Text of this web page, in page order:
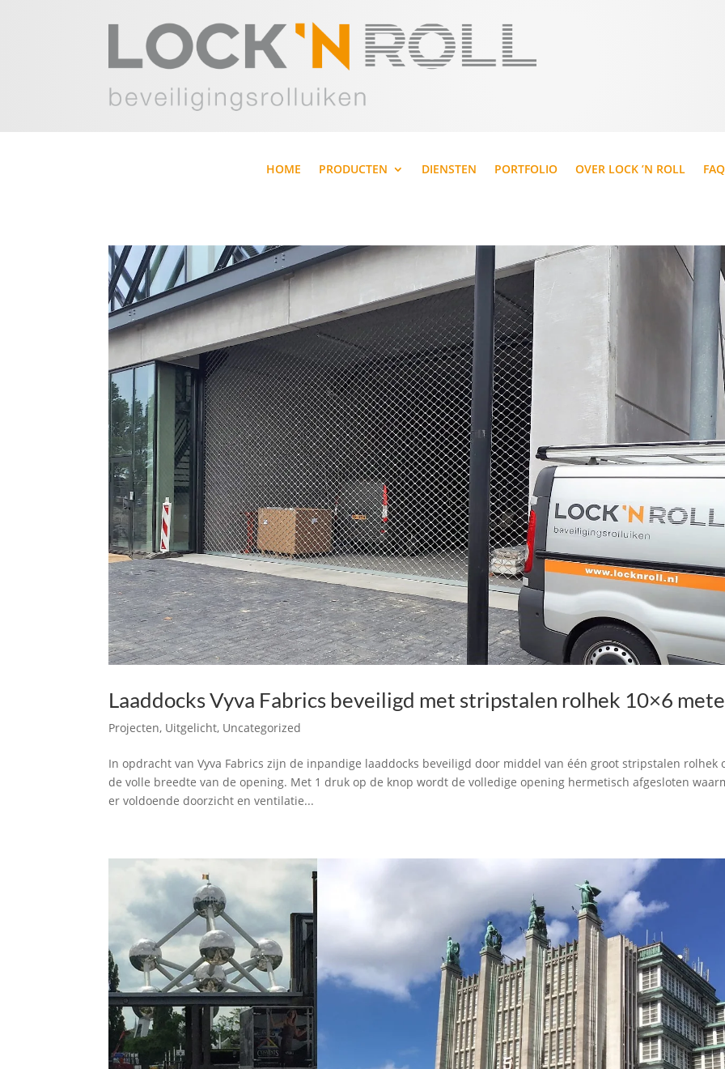
HOME PRODUCTEN DIENSTEN PORTFOLIO OVER LOCK ’N ROLL FAQ
Laaddocks Vyva Fabrics beveiligd met stripstalen rolhek 10×6
Projecten, Uitgelicht, Uncategorized
In opdracht van Vyva Fabrics zijn de inpandige laaddocks beveiligd door middel van één groot stripstalen rolhek
de volle breedte van de opening. Met 1 druk op de knop wordt de volledige opening hermetisch afgesloten
er voldoende doorzicht en ventilatie...